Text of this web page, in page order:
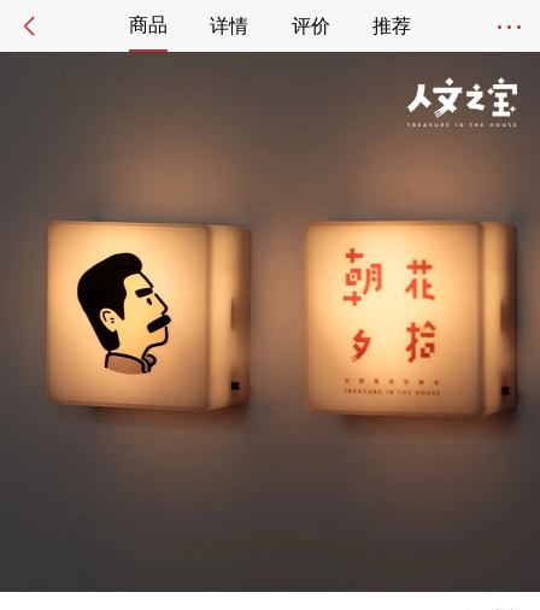
商品 详情 评价 推荐